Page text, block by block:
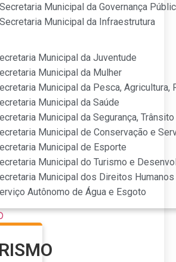
Secretaria Municipal da Governança
Secretaria Municipal da Infraestrutura
Municipal da Juventude
Municipal da Mulher
Municipal da Pesca,
Municipal da Saúde
Municipal da Segurança,
Municipal de Conservação e
Municipal de Esporte
Municipal do Turismo e
Municipal dos Direitos
Autônomo de Água e Esgoto